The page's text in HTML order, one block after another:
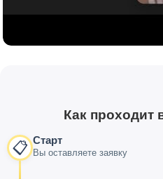
Как проходит
📋 Старт
Вы оставляете заявку